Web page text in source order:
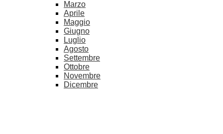
Marzo
Aprile
Maggio
Giugno
Luglio
Agosto
Settembre
Ottobre
Novembre
Dicembre